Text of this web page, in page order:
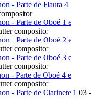
- Parte de Flauta 4
- Parte de Oboé 1 e
compositor
- Parte de Oboé 2 e
compositor
- Parte de Oboé 3 e
compositor
- Parte de Oboé 4 e
compositor
- Parte de Clarinete 1 03 -